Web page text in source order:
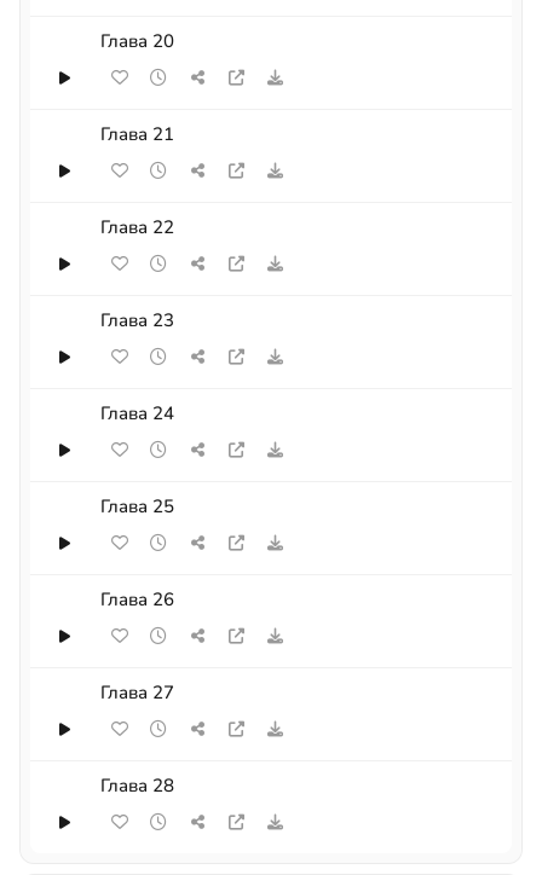
Глава 20
Глава 21
Глава 22
Глава 23
Глава 24
Глава 25
Глава 26
Глава 27
Глава 28